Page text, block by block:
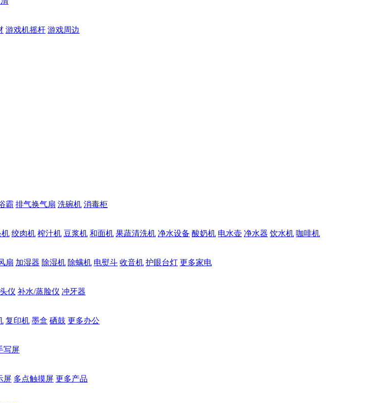
游戏机摇杆 游戏周边
霸 排气换气扇 洗碗机 消毒柜
机 绞肉机 榨汁机 豆浆机 和面机 果蔬清洗机 净水设备 酸奶机 电水壶 净水器 饮水机 咖啡机
扇 加湿器 除湿机 除螨机 电熨斗 收音机 护眼台灯 更多家电
仪 补水/蒸脸仪 冲牙器
复印机 墨盒 硒鼓 更多办公
写屏
屏 多点触摸屏 更多产品